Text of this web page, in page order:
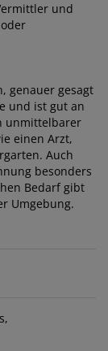
und
genauer gesagt
und ist gut an
unmittelbarer
einen Arzt,
Auch
besonders
Bedarf gibt
Umgebung.